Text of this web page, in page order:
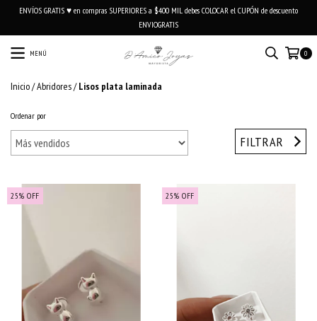
ENVÍOS GRATIS ♥ en compras SUPERIORES a $400 MIL debes COLOCAR el CUPÓN de descuento
ENVIOGRATIS
MENÚ 0
Inicio/Abridores/ Lisos plata laminada
Ordenar por
FILTRAR
25% OFF 25% OFF